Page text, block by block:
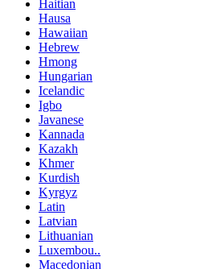
Haitian
Hausa
Hawaiian
Hebrew
Hmong
Hungarian
Icelandic
Igbo
Javanese
Kannada
Kazakh
Khmer
Kurdish
Kyrgyz
Latin
Latvian
Lithuanian
Luxembou..
Macedonian